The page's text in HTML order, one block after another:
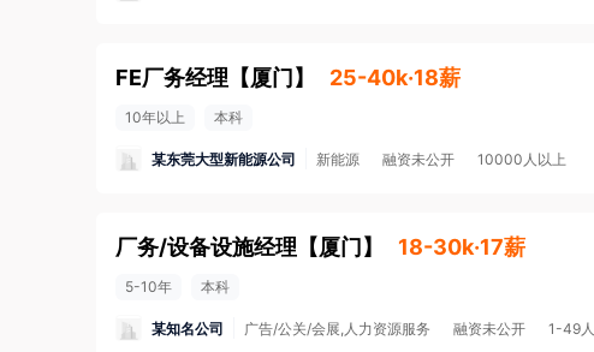
FE厂务经理 【厦门 】 25-40k·18薪
10年以上 本科
某东莞大型新能源公司 新能源 融资未公开 10000人以上
厂务/设备设施经理 【厦门 】 18-30k·17薪
5-10年 本科
某知名公司 广告/公关/会展,人力资源服务 融资未公开 1-49人